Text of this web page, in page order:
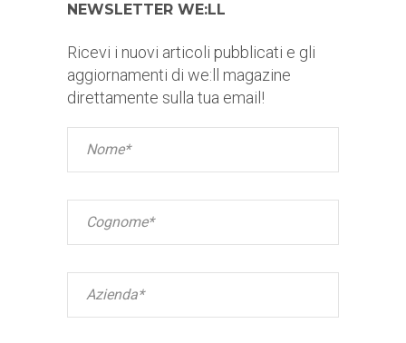
NEWSLETTER WE:LL
Ricevi i nuovi articoli pubblicati e gli
aggiornamenti di we:ll magazine
direttamente sulla tua email!